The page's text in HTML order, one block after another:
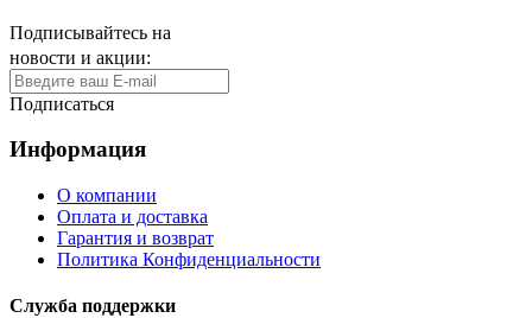
Подписывайтесь на
новости и акции:
Подписаться
Информация
О компании
Оплата и доставка
Гарантия и возврат
Политика Конфиденциальности
Служба поддержки